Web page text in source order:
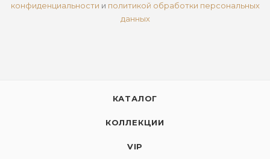
конфиденциальности и политикой обработки персональных
данных
КАТАЛОГ
КОЛЛЕКЦИИ
VIP